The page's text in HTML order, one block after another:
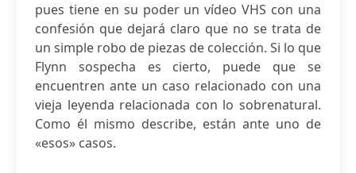
pues tiene en su poder un vídeo VHS con una
confesión que dejará claro que no se trata de
un simple robo de piezas de colección. Si lo que
Flynn sospecha es cierto, puede que se
encuentren ante un caso relacionado con una
vieja leyenda relacionada con lo sobrenatural.
Como él mismo describe, están ante uno de
«esos» casos.